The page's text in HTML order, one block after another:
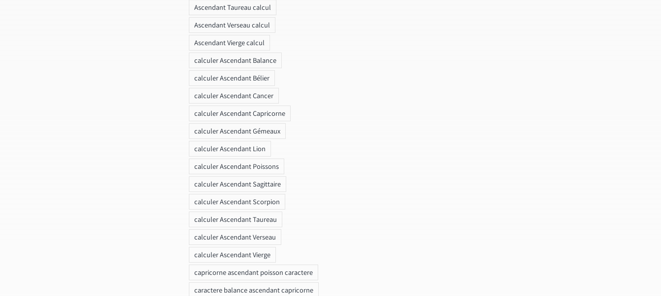
Ascendant Taureau calcul
Ascendant Verseau calcul
Ascendant Vierge calcul
calculer Ascendant Balance
calculer Ascendant Bélier
calculer Ascendant Cancer
calculer Ascendant Capricorne
calculer Ascendant Gémeaux
calculer Ascendant Lion
calculer Ascendant Poissons
calculer Ascendant Sagittaire
calculer Ascendant Scorpion
calculer Ascendant Taureau
calculer Ascendant Verseau
calculer Ascendant Vierge
capricorne ascendant poisson caractere
caractere balance ascendant capricorne